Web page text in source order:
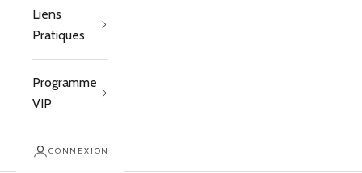
Liens
Pratiques
Programme
VIP
CONNEXION